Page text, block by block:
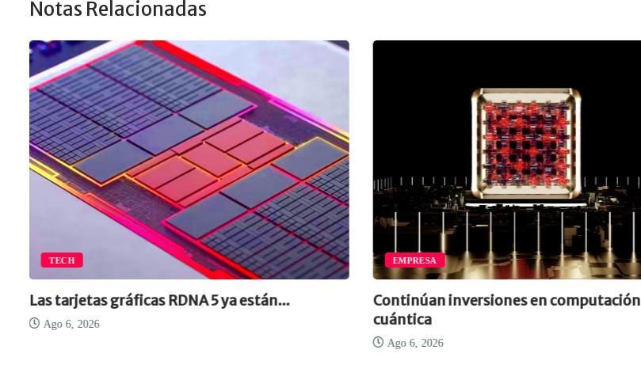
Notas Relacionadas
TECH
Las tarjetas gráficas RDNA 5 ya están...
Ago 6, 2026
EMPRESA
Continúan inversiones en computación
cuántica
Ago 6, 2026